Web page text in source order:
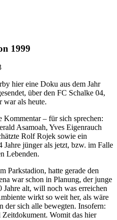
1999
hier eine Doku aus dem Jahr
über den FC Schalke 04,
war als heute.
Kommentar – für sich sprechen:
Asamoah, Yves Eigenrauch
Rolf Rojek sowie ein
jünger als jetzt, bzw. im Falle
Lebenden.
Parkstadion, hatte gerade den
war schon in Planung, der junge
Jahre alt, will noch was erreichen
wirkt so weit her, als wäre
der sich alle bewegten. Insofern:
Womit das hier